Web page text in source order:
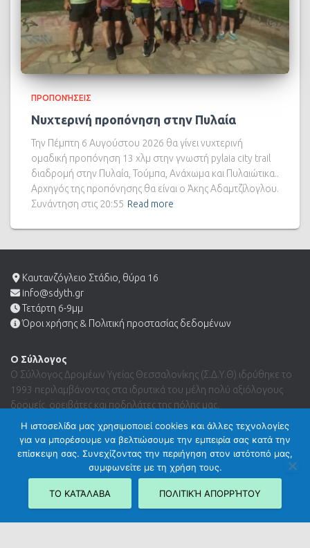
ΠΡΟΠΟΝΉΣΕΙΣ
Νυχτερινή προπόνηση στην Πυλαία
Την Πέμπτη 6 Αυγούστου 2026 θα γίνει νυχτερινή
ομαδική προπόνηση 13 χλμ στην γνωστή pylaia city trail
διαδρομή στην Πυλαία, Τούμπα, Ανάχωμα και Πυλαιώτικα..
Αρχηγός της προπόνησης θα είναι ο Άκης Αδαμτζίλογλου.
Συνάντηση στις 20:55 Read more
Καυτανζόγλειο Στάδιο, θύρα 16
info@sdyth.gr
Τετάρτη 6-9μμ
Όροι χρήσης & Πολιτική προστασίας δεδομένων
Ο Σύλλογος
Ο Σύλλογος Δρομέων Υγείας Θεσσαλονίκης (Σ.Δ.Υ.Θ) ιδρύθηκε το
1993 περιλαμβάνοντας στα ιδρυτικά του μέλη πολύ αξιόλογους
δρομείς, ορειβάτες και ποδηλάτες της πόλης μας.
Search …
Η ιστοσελίδα μας χρησιμοποιεί cookies και άλλες τεχνολογίες
για να μπορέσουμε να βελτιώσουμε την εμπειρία σας κατά την
επίσκεψη σας. Συνεχίζοντας την περιήγηση στον ιστότοπό μας,
συμφωνείτε με τη χρήση τους.
ΤΟ ΚΑΤΆΛΑΒΑ ΠΟΛΙΤΙΚΉ ΑΠΟΡΡΉΤΟΥ